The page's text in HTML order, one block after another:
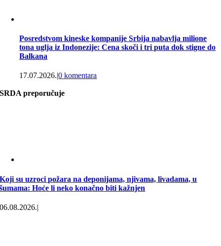
Posredstvom kineske kompanije Srbija nabavlja milione
tona uglja iz Indonezije: Cena skoči i tri puta dok stigne do
Balkana
17.07.2026.|0 komentara
SRDA preporučuje
Koji su uzroci požara na deponijama, njivama, livadama, u
šumama: Hoće li neko konačno biti kažnjen
06.08.2026.|